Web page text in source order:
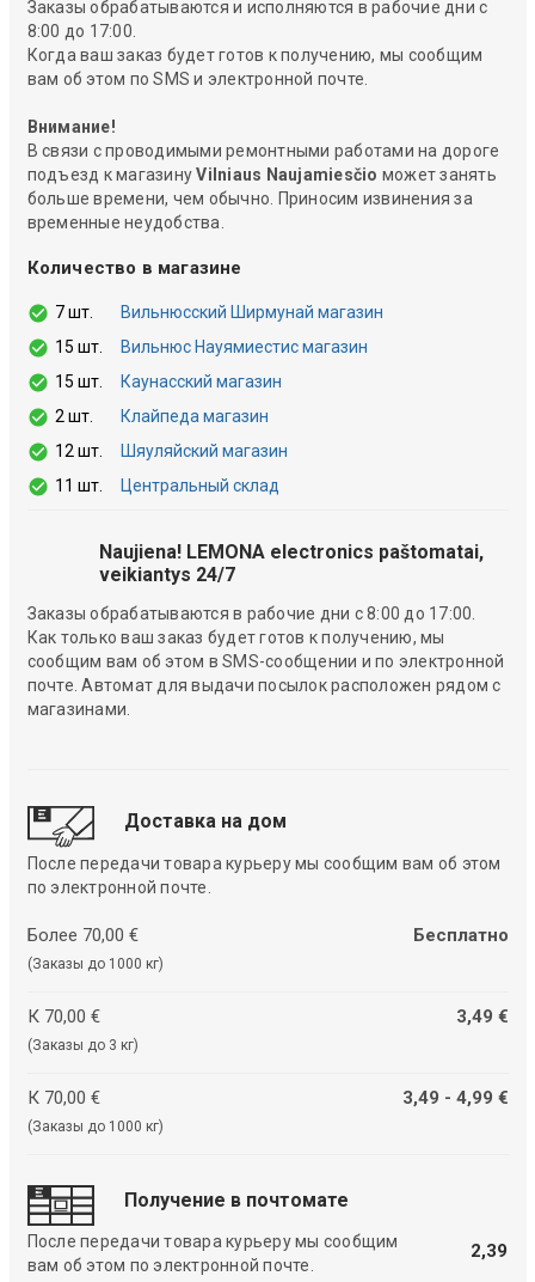
Заказы обрабатываются и исполняются в рабочие дни с
8:00 до 17:00.
Когда ваш заказ будет готов к получению, мы сообщим
вам об этом по SMS и электронной почте.
Внимание!
В связи с проводимыми ремонтными работами на дороге
подъезд к магазинуVilniaus Naujamiesčio может занять
больше времени, чем обычно. Приносим извинения за
временные неудобства.
Количество в магазине
7 шт.
Вильнюсский Ширмунай магазин
15 шт.
Вильнюс Науямиестис магазин
15 шт.
Каунасский магазин
2 шт.
Клайпеда магазин
12 шт.
Шяуляйский магазин
11 шт.
Центральный склад
Naujiena! LEMONA electronics paštomatai,
veikiantys 24/7
Заказы обрабатываются в рабочие дни с 8:00 до 17:00.
Как только ваш заказ будет готов к получению, мы
сообщим вам об этом в SMS-сообщении и по электронной
почте. Автомат для выдачи посылок расположен рядом с
магазинами.
Доставка на дом
После передачи товара курьеру мы сообщим вам об этом
по электронной почте.
Более 70,00 €
(Заказы до 1000 кг)
Бесплатно
К 70,00 €
(Заказы до 3 кг)
3,49 €
К 70,00 €
(Заказы до 1000 кг)
3,49 - 4,99 €
Получение в почтомате
После передачи товара курьеру мы сообщим
вам об этом по электронной почте.
2,39